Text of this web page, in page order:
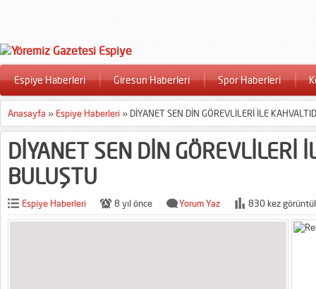
Espiye Haberleri Giresun Haberleri Spor Haberleri
Anasayfa » Espiye Haberleri » DİYANET SEN DİN GÖREVLİLERİ İLE
DİYANET SEN DİN GÖREVLİLERİ
BULUŞTU
Espiye Haberleri 8 yıl önce Yorum Yaz 830 kez